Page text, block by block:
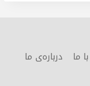
ما درباره‌ی ما